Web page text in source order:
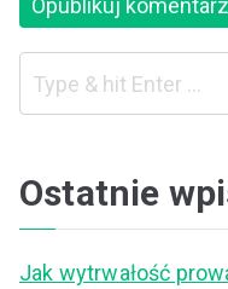
Ostatnie
Jak wytrwałość